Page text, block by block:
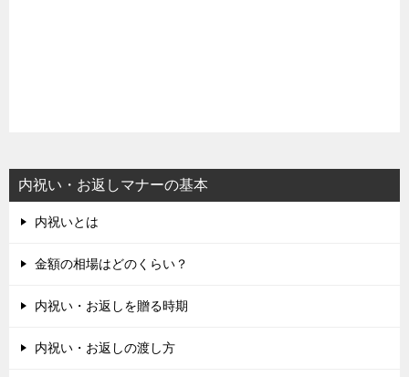
内祝い・お返しマナーの基本
内祝いとは
金額の相場はどのくらい？
内祝い・お返しを贈る時期
内祝い・お返しの渡し方